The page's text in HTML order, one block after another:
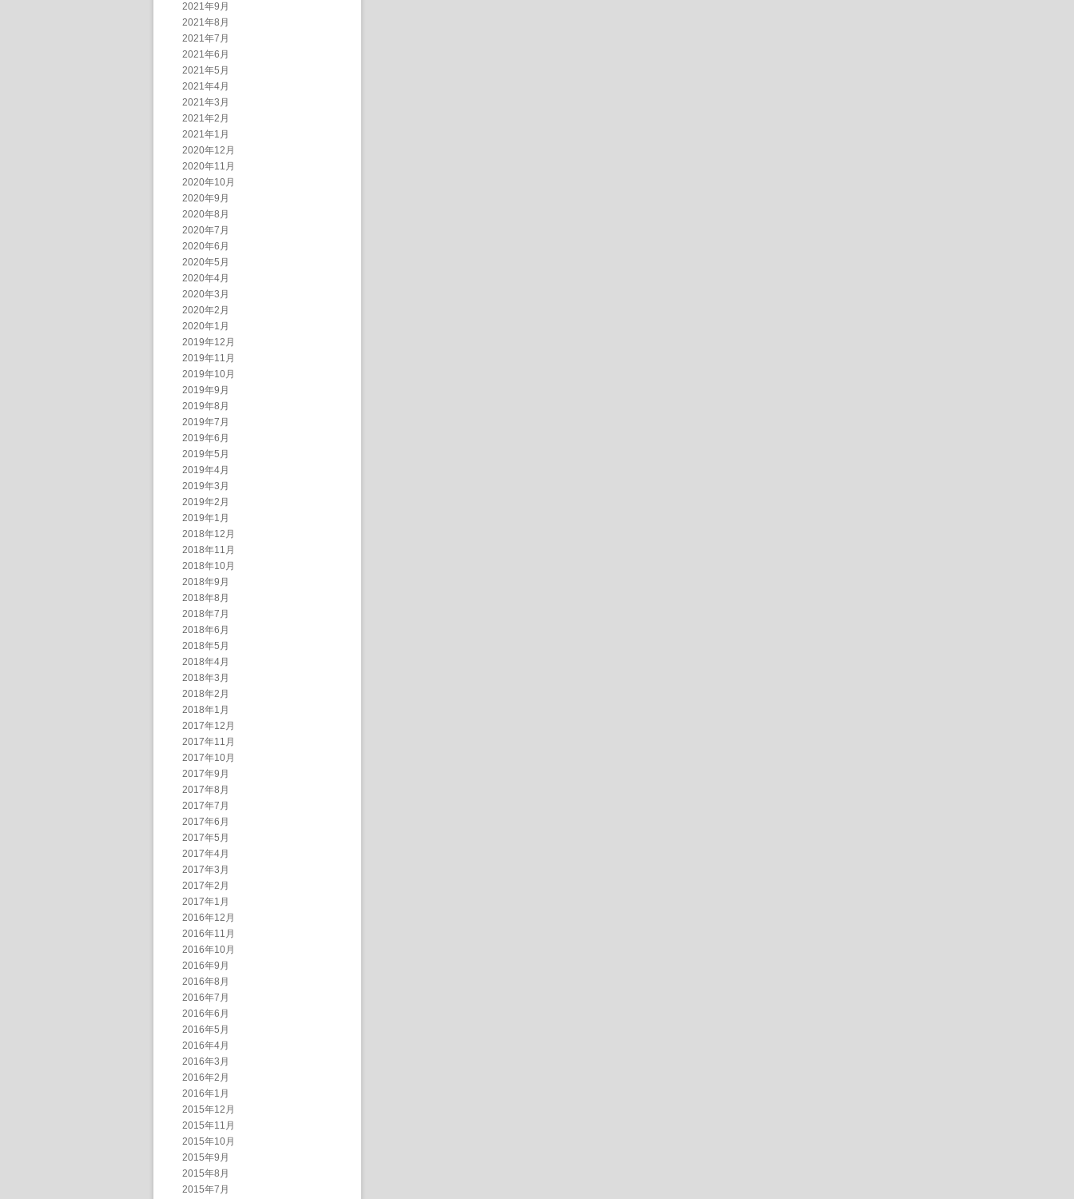
2021年9月
2021年8月
2021年7月
2021年6月
2021年5月
2021年4月
2021年3月
2021年2月
2021年1月
2020年12月
2020年11月
2020年10月
2020年9月
2020年8月
2020年7月
2020年6月
2020年5月
2020年4月
2020年3月
2020年2月
2020年1月
2019年12月
2019年11月
2019年10月
2019年9月
2019年8月
2019年7月
2019年6月
2019年5月
2019年4月
2019年3月
2019年2月
2019年1月
2018年12月
2018年11月
2018年10月
2018年9月
2018年8月
2018年7月
2018年6月
2018年5月
2018年4月
2018年3月
2018年2月
2018年1月
2017年12月
2017年11月
2017年10月
2017年9月
2017年8月
2017年7月
2017年6月
2017年5月
2017年4月
2017年3月
2017年2月
2017年1月
2016年12月
2016年11月
2016年10月
2016年9月
2016年8月
2016年7月
2016年6月
2016年5月
2016年4月
2016年3月
2016年2月
2016年1月
2015年12月
2015年11月
2015年10月
2015年9月
2015年8月
2015年7月